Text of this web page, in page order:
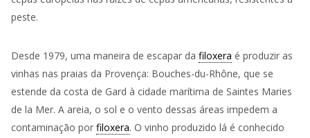
peste.
Desde 1979, uma maneira de escapar da filoxera é produzir as
vinhas nas praias da Provença: Bouches-du-Rhône, que se
estende da costa de Gard à cidade marítima de Saintes Maries
de la Mer. A areia, o sol e o vento dessas áreas impedem a
contaminação por filoxera. O vinho produzido lá é conhecido